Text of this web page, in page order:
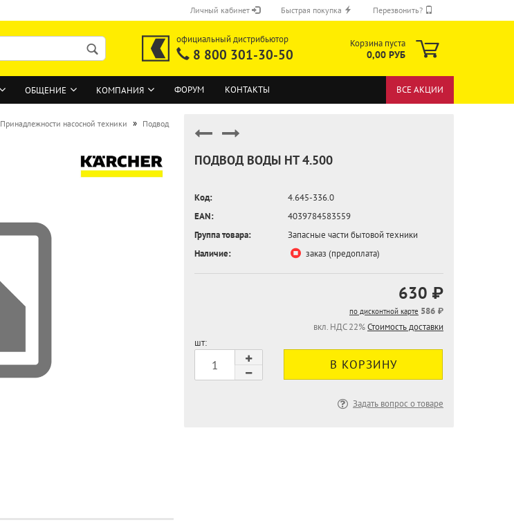
Личный кабинет
ВОЙТИ
Быстрая покупка Перезвонить?
официальный дистрибьютор
8 800 301-30-50
Корзина пуста
0,00 РУБ
ОБЩЕНИЕ КОМПАНИЯ ФОРУМ КОНТАКТЫ ВСЕ АКЦИИ
Принадлежности насосной техники » Подвод
ПОДВОД ВОДЫ HT 4.500
Код:
4.645-336.0
EAN:
4039784583559
Группа товара:
Запасные части бытовой техники
Наличие:
заказ (предоплата)
630 ₽
по дисконтной карте 586 ₽
вкл. НДС 22%Стоимость доставки
шт:
Задать вопрос о товаре